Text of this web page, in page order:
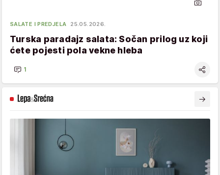
SALATE I PREDJELA 25.05.2026.
Turska paradajz salata: Sočan prilog uz koji
ćete pojesti pola vekne hleba
1